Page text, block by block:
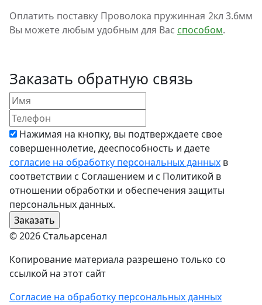
Оплатить поставку Проволока пружинная 2кл 3.6мм
Вы можете любым удобным для Вас способом.
Заказать обратную связь
Нажимая на кнопку, вы подтверждаете свое
совершеннолетие, дееспособность и даете
согласие на обработку персональных данных в
соответствии с Соглашением и с Политикой в
отношении обработки и обеспечения защиты
персональных данных.
© 2026 Стальарсенал
Копирование материала разрешено только со
ссылкой на этот сайт
Согласие на обработку персональных данных